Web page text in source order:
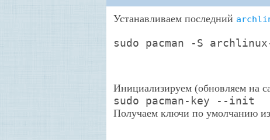
Устанавливаем последний
sudo pacman -S
Инициализируем (обновляем на
sudo pacman-key --init
Получаем ключи по умолчанию